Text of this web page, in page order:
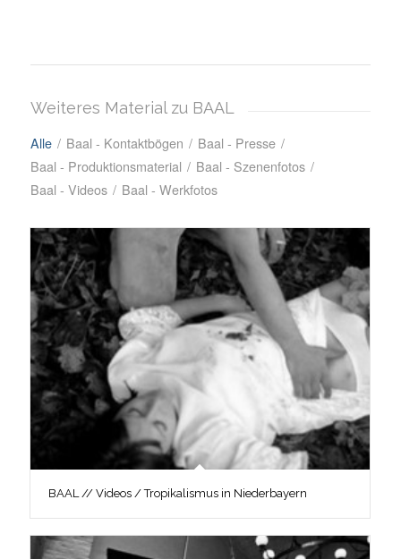
Weiteres Material zu BAAL
Alle / Baal - Kontaktbögen / Baal - Presse /
Baal - Produktionsmaterial / Baal - Szenenfotos /
Baal - Videos / Baal - Werkfotos
BAAL // Videos / Tropikalismus in Niederbayern